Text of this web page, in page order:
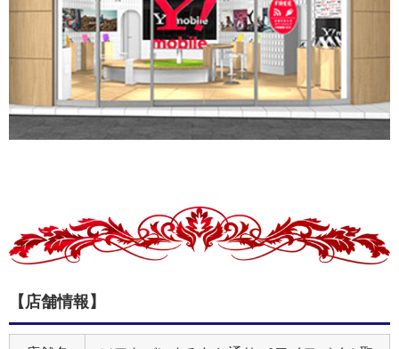
【店舗情報】